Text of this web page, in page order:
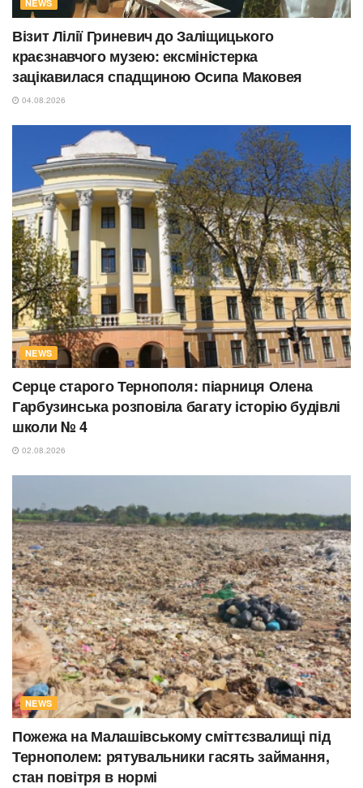
NEWS
Візит Лілії Гриневич до Заліщицького
краєзнавчого музею: ексміністерка
зацікавилася спадщиною Осипа Маковея
04.08.2026
NEWS
Серце старого Тернополя: піарниця Олена
Гарбузинська розповіла багату історію будівлі
школи № 4
02.08.2026
NEWS
Пожежа на Малашівському сміттєзвалищі під
Тернополем: рятувальники гасять займання,
стан повітря в нормі